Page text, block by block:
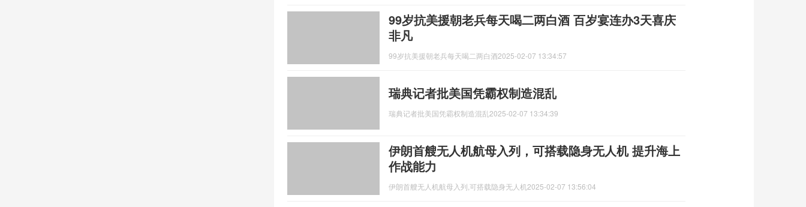
99岁抗美援朝老兵每天喝二两白酒 百岁宴连办3天喜庆
非凡
99岁抗美援朝老兵每天喝二两白酒2025-02-07 13:34:57
瑞典记者批美国凭霸权制造混乱
瑞典记者批美国凭霸权制造混乱 2025-02-07 13:34:39
伊朗首艘无人机航母入列，可搭载隐身无人机 提升海上
作战能力
伊朗首艘无人机航母入列,可搭载隐身无人机 2025-02-07 13:56:04